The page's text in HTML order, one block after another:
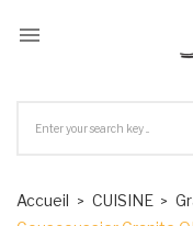

Accueil CUISINE